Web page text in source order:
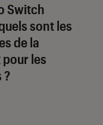
Switch
sont les
de la
les
?